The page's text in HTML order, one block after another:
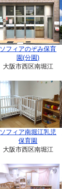
ソフィアのぞみ保育
園(分園)
大阪市西区南堀江
ソフィア南堀江乳児
保育園
大阪市西区南堀江